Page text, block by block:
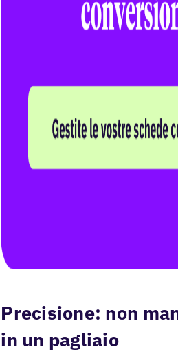
Precisione: non
in un pagliaio